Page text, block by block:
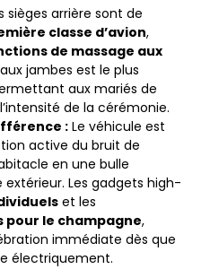
sièges arrière sont de
classe d’avion,
de massage aux
aux jambes est le plus
aux mariés de
de la cérémonie.
:Le véhicule est
active du bruit de
en une bulle
Les gadgets high-
et les
le champagne,
immédiate dès que
électriquement.